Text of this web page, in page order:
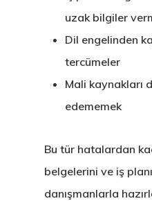
uzak bilgiler
Dil engelinden
tercümeler
Mali kaynakları
edememek
Bu tür hatalardan
belgelerini ve iş
danışmanlarla